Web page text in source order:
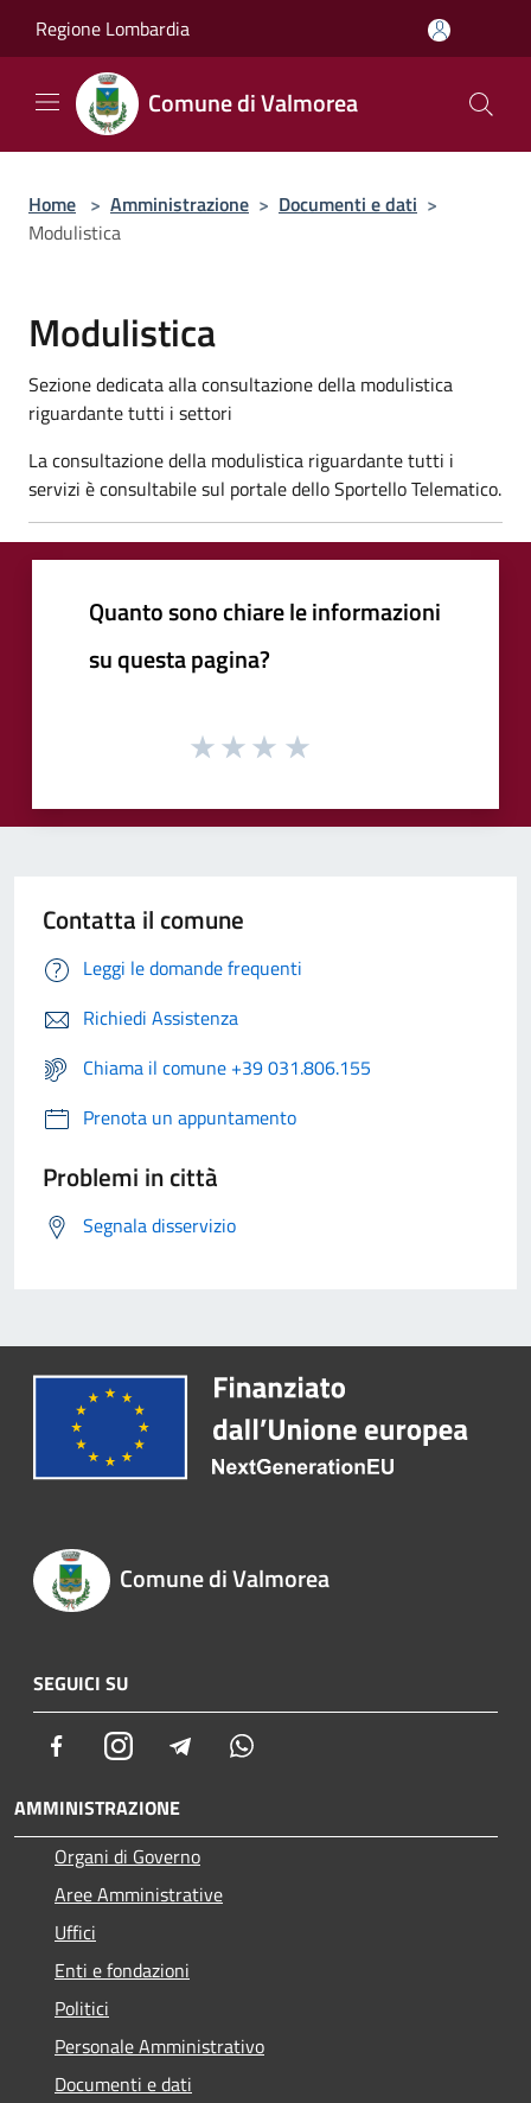
Regione Lombardia
Comune di Valmorea
Home > Amministrazione > Documenti e dati >
Modulistica
Modulistica
Sezione dedicata alla consultazione della modulistica
riguardante tutti i settori
La consultazione della modulistica riguardante tutti i
servizi è consultabile sul portale dello Sportello Telematico.
Quanto sono chiare le informazioni
su questa pagina?
Contatta il comune
Leggi le domande frequenti
Richiedi Assistenza
Chiama il comune +39 031.806.155
Prenota un appuntamento
Problemi in città
Segnala disservizio
Comune di Valmorea
SEGUICI SU
FacebookInstagram Telegram
AMMINISTRAZIONE
Organi di Governo
Aree Amministrative
Uffici
Enti e fondazioni
Politici
Personale Amministrativo
Documenti e dati